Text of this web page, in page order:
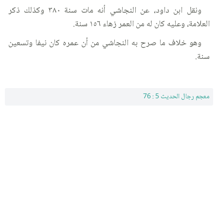
ونقل ابن داود، عن النجاشي أنه مات سنة ٣٨٠ وكذلك ذكر
العلامة، وعليه كان له من العمر زهاء ١٥٦ سنة.
وهو خلاف ما صرح به النجاشي من أن عمره كان نيفا وتسعين
سنة.
معجم رجال الحديث 5 : 76